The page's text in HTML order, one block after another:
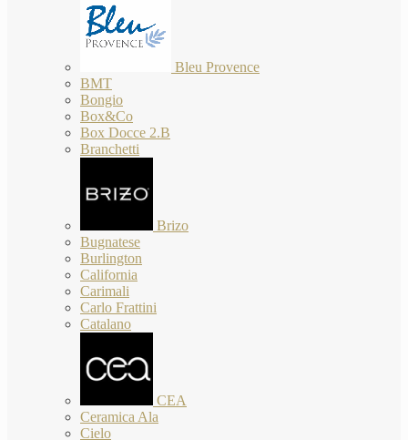
Bleu Provence
BMT
Bongio
Box&Co
Box Docce 2.B
Branchetti
Brizo
Bugnatese
Burlington
California
Carimali
Carlo Frattini
Catalano
CEA
Ceramica Ala
Cielo